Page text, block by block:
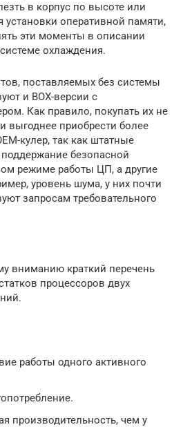
в корпус по высоте или
установки оперативной памяти,
эти моменты в описании
охлаждения.
поставляемых без системы
и BOX-версии с
Как правило, покупать их не
выгоднее приобрести более
кулер, так как штатные
безопасной
режиме работы ЦП, а другие
уровень шума, у них почти
запросам требовательного
вниманию краткий перечень
процессоров двух
работы одного активного
производительность, чем у